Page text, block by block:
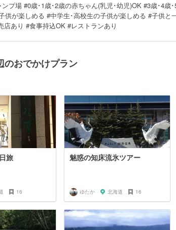
ンプ場 #0歳･1歳･2歳の赤ちゃん(乳児･幼児)OK #3歳･4歳
供が楽しめる #中学生･高校生の子供が楽しめる #子供と
店あり #食事持込OK #レストランあり
のおでかけプラン
旅
16
魅惑の知床流氷ツアー
ゆたか 北海道 16